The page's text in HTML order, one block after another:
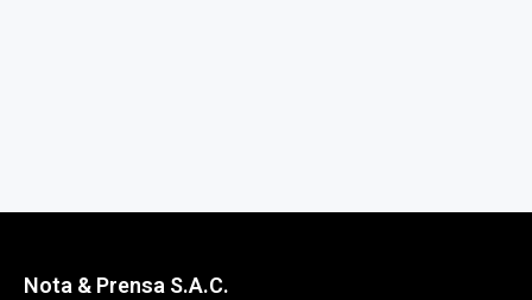
Nota & Prensa S.A.C.